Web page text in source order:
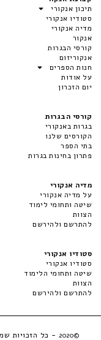
תיכון אנקורי
סטודיו אנקורי
מדיה אנקורי
אנקור
קורסי הבגרות
אנקוריזום
חנות הספרים
על אודות
יום הזכרון
קורסי הבגרות
בגרות באנקורי
הקורסים שלנו
בתי הספר
פתרון בחינות בגרות
מדיה אנקורי
על מדיה אנקורי
שיטה ותחומי לימוד
הצוות
להתרשם ולהירשם
סטודיו אנקורי
סטודיו אנקורי
שיטה ותחומי הלימוד
הצוות
להתרשם ולהירשם
©2020 - כל הזכויות